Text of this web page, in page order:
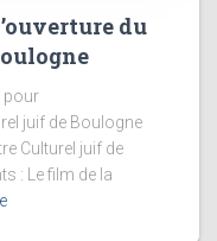
du
pour
juif de Boulogne
Culturel juif de
: Le film de la